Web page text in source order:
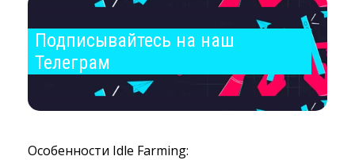
Подписывайтесь на наш
Телеграм
Особенности Idle Farming: